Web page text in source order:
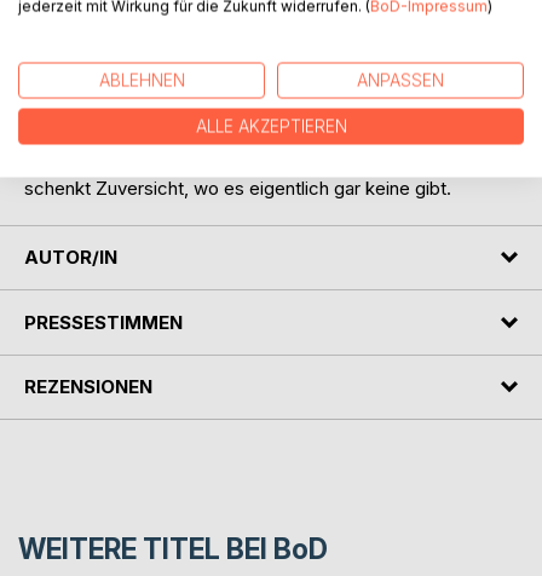
Die Autorin trifft in einer Psychiatrischen Ambulanz (PIA)
den jungen Arzt Dr. Ludwig, der es mit ihr zusammen wagt,
nach 40 Jahren Lithiumtherapie das Lithium abzusetzen;
eine unglaubliche Entwicklung setzt ein ...
schenkt Zuversicht, wo es eigentlich gar keine gibt.
AUTOR/IN
PRESSESTIMMEN
REZENSIONEN
WEITERE TITEL BEI BoD
jederzeit mit Wirkung für die Zukunft widerrufen. (BoD-Impressum)
ABLEHNEN ANPASSEN
ALLE AKZEPTIEREN